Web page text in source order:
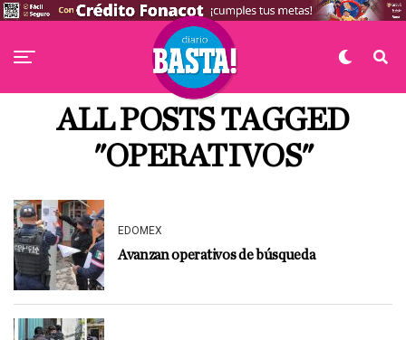
ALL POSTS TAGGED
"OPERATIVOS"
EDOMEX
Avanzan operativos de búsqueda